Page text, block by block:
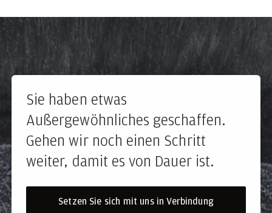
Sie haben etwas
Außergewöhnliches geschaffen.
Gehen wir noch einen Schritt
weiter, damit es von Dauer ist.
Setzen Sie sich mit uns in Verbindung